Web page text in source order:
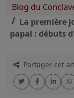
Blog du
La première
papal : débuts
Partager cet